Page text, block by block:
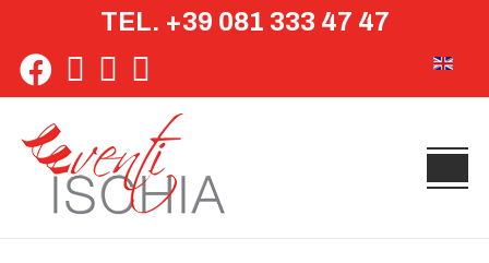
TEL. +39 081 333 47 47